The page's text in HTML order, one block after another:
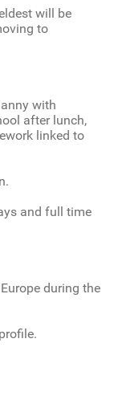
will be
to
with
after lunch,
linked to
and full time
during the